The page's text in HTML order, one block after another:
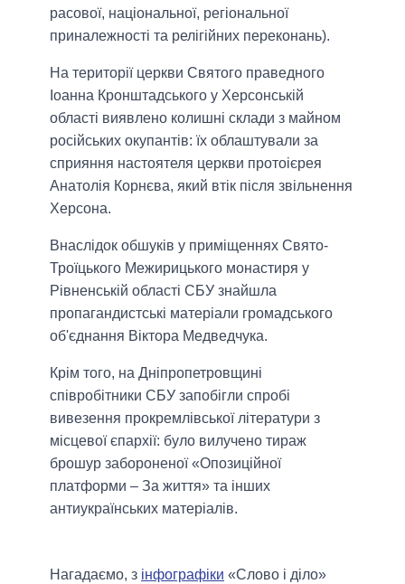
расової, національної, регіональної
приналежності та релігійних переконань).
На території церкви Святого праведного
Іоанна Кронштадського у Херсонській
області виявлено колишні склади з майном
російських окупантів: їх облаштували за
сприяння настоятеля церкви протоієрея
Анатолія Корнєва, який втік після звільнення
Херсона.
Внаслідок обшуків у приміщеннях Свято-
Троїцького Межирицького монастиря у
Рівненській області СБУ знайшла
пропагандистські матеріали громадського
об'єднання Віктора Медведчука.
Крім того, на Дніпропетровщині
співробітники СБУ запобігли спробі
вивезення прокремлівської літератури з
місцевої єпархії: було вилучено тираж
брошур забороненої «Опозиційної
платформи – За життя» та інших
антиукраїнських матеріалів.
Нагадаємо, з інфографіки «Слово і діло»